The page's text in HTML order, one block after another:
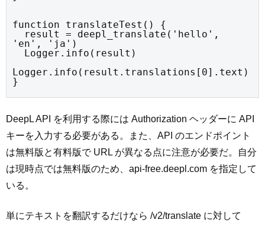
function translateTest() {
'en', 'ja')
Logger.info(result.translations[0].text)
}
DeepL API を利用する際には Authorization ヘッダーに API
キーを入力する必要がある。また、API のエンドポイント
は無料版と有料版で URL が異なる点に注意が必要だ。自分
は現時点では無料版のため、api-free.deepl.com を指定して
いる。
単にテキストを翻訳するだけなら /v2/translate に対して